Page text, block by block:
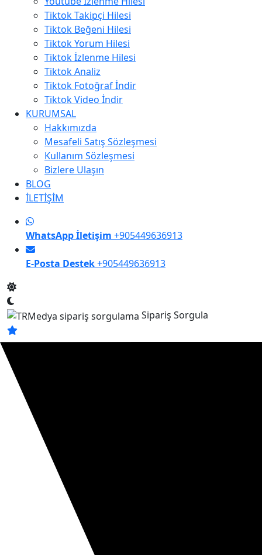
Tiktok Takipçi Hilesi
Tiktok Beğeni Hilesi
Tiktok Yorum Hilesi
Tiktok İzlenme Hilesi
Tiktok Analiz
Tiktok Fotoğraf İndir
Tiktok Video İndir
KURUMSAL
Hakkımızda
Mesafeli Satış Sözleşmesi
Kullanım Sözleşmesi
Bizlere Ulaşın
BLOG
İLETİŞİM
WhatsApp İletişim +905449636913
E-Posta Destek+905449636913
Sipariş Sorgula